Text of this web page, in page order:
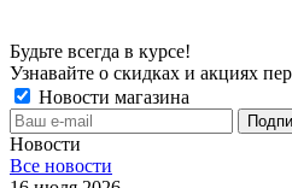
Будьте всегда в курсе!
Узнавайте о скидках и акциях
Новости магазина
Новости
Все новости